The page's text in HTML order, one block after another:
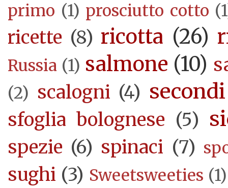
primo (1) prosciutto cotto
ricette (8) ricotta (26)
Russia (1) salmone (10)
(2) scalogni (4) secondi
sfoglia bolognese (5)
spezie (6) spinaci (7)
sughi (3) Sweetsweeties (1)